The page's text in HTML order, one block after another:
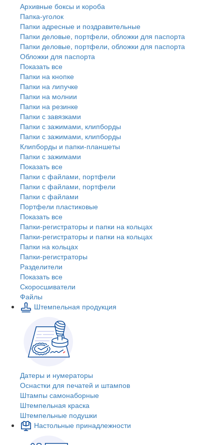
Архивные боксы и короба
Папка-уголок
Папки адресные и поздравительные
Папки деловые, портфели, обложки для паспорта
Папки деловые, портфели, обложки для паспорта
Обложки для паспорта
Показать все
Папки на кнопке
Папки на липучке
Папки на молнии
Папки на резинке
Папки с завязками
Папки с зажимами, клипборды
Папки с зажимами, клипборды
Клипборды и папки-планшеты
Папки с зажимами
Показать все
Папки с файлами, портфели
Папки с файлами, портфели
Папки с файлами
Портфели пластиковые
Показать все
Папки-регистраторы и папки на кольцах
Папки-регистраторы и папки на кольцах
Папки на кольцах
Папки-регистраторы
Разделители
Показать все
Скоросшиватели
Файлы
Штемпельная продукция
Датеры и нумераторы
Оснастки для печатей и штампов
Штампы самонаборные
Штемпельная краска
Штемпельные подушки
Настольные принадлежности